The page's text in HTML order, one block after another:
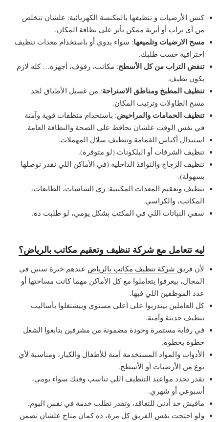
كنس الأرضيات و تنظيفها بالمكنسة الكهربائية: علشان تتخلص
من أي تراب أو أتربة ممكن تأثر على نظافة المكان.
مسح الارضيات وتلميعها: سواء يدوي أو باستخدام معدات تنظيف
احترافية حسب طلبك.
تنفض التراب من كل الأسطح: مكاتب، رفوف، أجهزة… كله لازم
يكون نظيف.
تنظيف المطبخ ومناطق الاستراحة: من غسيل الأطباق لحد
مسح الطاولات وترتيب المكان.
تنظيف الحمامات والمراحيض: باستخدام منظفات قوية وآمنة
في نفس الوقت علشان تحافظ على الصحة والنظافة العامة.
استبدال أكياس القمامة وتنظيف سلال المهملات.
تنظيف الشرفات أو البلكونات (لو متوفرة).
تنظيف الزجاج والنوافذ الداخلية (في الأماكن اللي نقدر نوصلها
بسهولة).
تنظيف وتعقيم المعدات المكتبية: زي الشاشات، الطابعات،
المكاتب، والكراسي.
سقي النباتات اللي في المكتب بشكل يومي، لو طلبت ده.
ليه تتعامل مع شركة تنظيف وتعقيم مكاتب بالرياض؟
لأن فريق شركة تنظيف مكاتب بالرياض عندهم خبرة سنين في
المجال، بيعرفوا يتعاملوا مع كل الأماكن مهما كانت مساحتها أو
عدد الموظفين اللي فيها.
كل العاملين بيتدربوا على أعلى مستوى وبيشتغلوا بأساليب
تنظيف حديثة وآمنة.
في رقابة مستمرة وجودة مضمونة من مشرفين يتابعوا الشغل
خطوة بخطوة.
الأدوات والمواد المستخدمة آمنة للأطفال والكبار، ومناسبة لأي
نوع من الأرضيات أو الأسطح.
تقدر تحدد مواعيد التنظيف اللي تناسب وقتك سواء يومي،
أسبوعي أو شهري.
مافيش حد أدنى للتعاقد، وتقدر تطلب خدمة في نفس اليوم.
ولو احتجت نفس الفريق كل مرة، ده كمان متاح علشان تضمن